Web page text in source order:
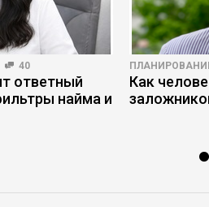
40
ответный
найма и
Как